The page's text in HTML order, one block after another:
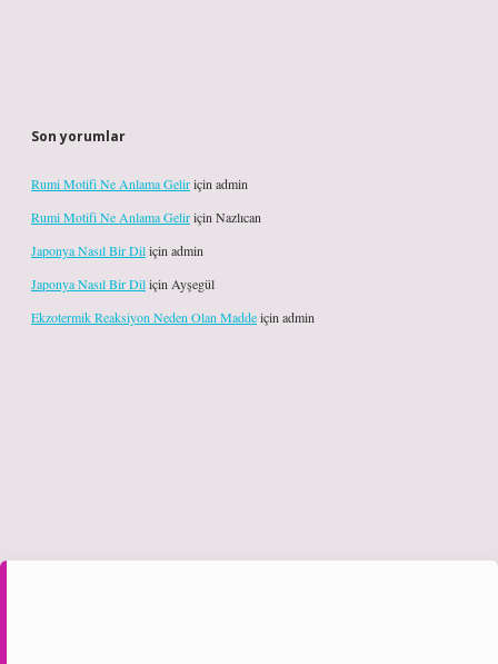
Son yorumlar
Rumi Motifi Ne Anlama Geliriçin admin
Rumi Motifi Ne Anlama Geliriçin Nazlıcan
Japonya Nasıl Bir Diliçin admin
Japonya Nasıl Bir Diliçin Ayşegül
Ekzotermik Reaksiyon Neden Olan Maddeiçin admin